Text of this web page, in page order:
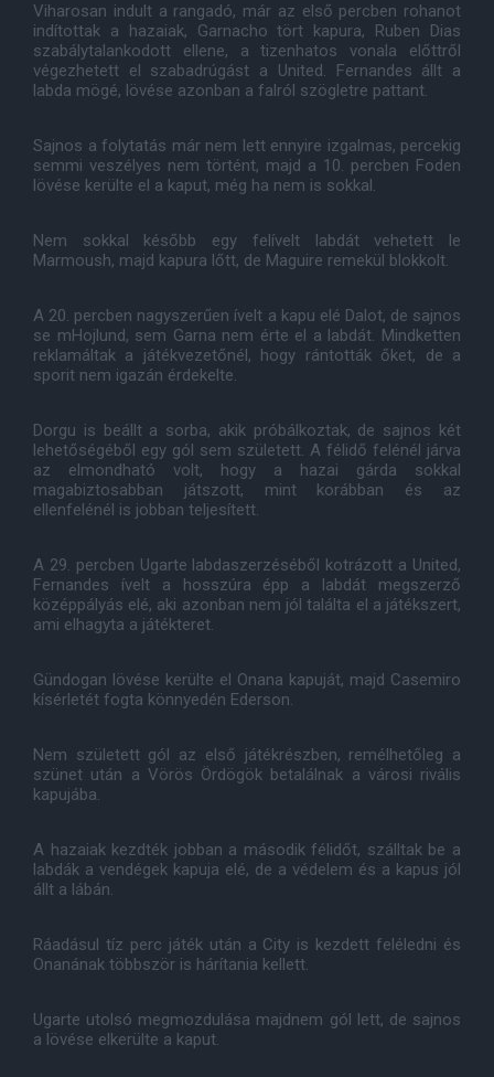
Viharosan indult a rangadó, már az első percben rohanot
indítottak a hazaiak, Garnacho tört kapura, Ruben Dias
szabálytalankodott ellene, a tizenhatos vonala előttről
végezhetett el szabadrúgást a United. Fernandes állt a
labda mögé, lövése azonban a falról szögletre pattant.
Sajnos a folytatás már nem lett ennyire izgalmas, percekig
semmi veszélyes nem történt, majd a 10. percben Foden
lövése kerülte el a kaput, még ha nem is sokkal.
Nem sokkal később egy felívelt labdát vehetett le
Marmoush, majd kapura lőtt, de Maguire remekül blokkolt.
A 20. percben nagyszerűen ívelt a kapu elé Dalot, de sajnos
se mHojlund, sem Garna nem érte el a labdát. Mindketten
reklamáltak a játékvezetőnél, hogy rántották őket, de a
sporit nem igazán érdekelte.
Dorgu is beállt a sorba, akik próbálkoztak, de sajnos két
lehetőségéből egy gól sem született. A félidő felénél járva
az elmondható volt, hogy a hazai gárda sokkal
magabiztosabban játszott, mint korábban és az
ellenfelénél is jobban teljesített.
A 29. percben Ugarte labdaszerzéséből kotrázott a United,
Fernandes ívelt a hosszúra épp a labdát megszerző
középpályás elé, aki azonban nem jól találta el a játékszert,
ami elhagyta a játékteret.
Gündogan lövése kerülte el Onana kapuját, majd Casemiro
kísérletét fogta könnyedén Ederson.
Nem született gól az első játékrészben, remélhetőleg a
szünet után a Vörös Ördögök betalálnak a városi rivális
kapujába.
A hazaiak kezdték jobban a második félidőt, szálltak be a
labdák a vendégek kapuja elé, de a védelem és a kapus jól
állt a lábán.
Ráadásul tíz perc játék után a City is kezdett feléledni és
Onanának többször is hárítania kellett.
Ugarte utolsó megmozdulása majdnem gól lett, de sajnos
a lövése elkerülte a kaput.